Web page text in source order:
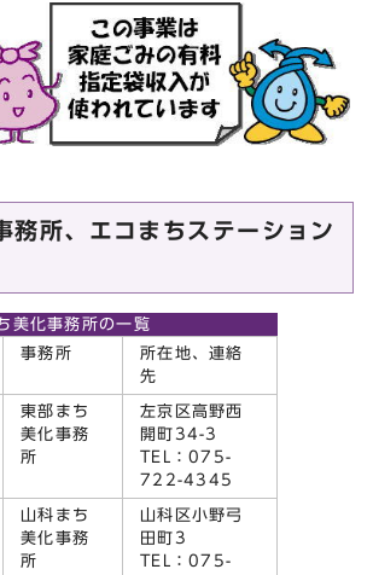
務所、エコまちステーション
美化事務所の一覧
事務所
所在地、連絡
先
東部まち
美化事務
所
左京区高野西
開町34-3
TEL：075-
722-4345
山科まち
美化事務
所
山科区小野弓
田町3
TEL：075-